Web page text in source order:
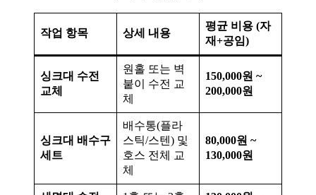
작업 항목 상세 내용
평균 비용 (자
재+공임)
싱크대 수전
교체
원홀 또는 벽
붙이 수전 교
체
150,000원 ~
200,000원
싱크대 배수구
세트
배수통(플라
스틱/스텐) 및
호스 전체 교
체
80,000원 ~
130,000원